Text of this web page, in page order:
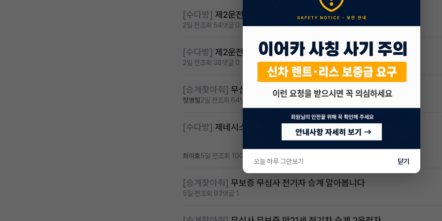
[수다방] 제2운전자 구합니다 ( 제가 차량받는쪽 )
2일 전조회 54댓글 0
[수다방] 제2운전자 구합니다 ( 제가 차량받는쪽 )
2일 전조회 38댓글 0
[승계찾아줘] 무심사 차량구해요
정영철2일 전조회 64댓글 2
[수다방] 제네시스 g80 3.5 4륜 거의 풀옵션 페이스
최이호5일 전조회 100
[승계찾아줘] 무보증 무심사 전기차 승계 알아봅니다
5일 전조회 93댓글 1
오늘 하루 그만보기 닫기